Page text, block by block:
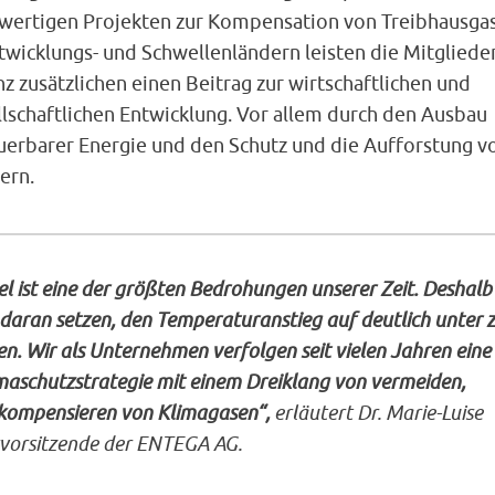
Projekten zur Kompensation von
und Schwellenländern leisten die
zusätzlichen einen Beitrag zur wirtschaftlichen und
Entwicklung. Vor allem durch den Ausbau
Energie und den Schutz und die Aufforstung
ist eine der größten Bedrohungen unserer Zeit. Deshalb
setzen, den Temperaturanstieg auf deutlich unter
Wir als Unternehmen verfolgen seit vielen Jahren eine
mit einem Dreiklang von vermeiden,
von Klimagasen“,erläutert Dr. Marie-Luise
der ENTEGA AG.